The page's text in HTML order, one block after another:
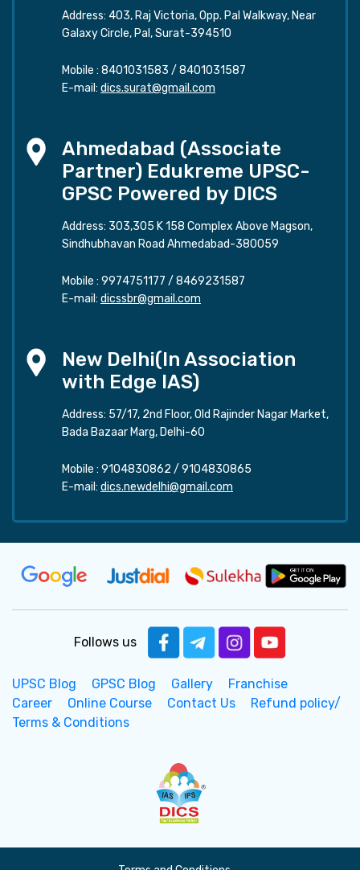
Address: 403, Raj Victoria, Opp. Pal Walkway, Near
Galaxy Circle, Pal, Surat-394510
Mobile : 8401031583 / 8401031587
E-mail: dics.surat@gmail.com
Ahmedabad (Associate
Partner) Edukreme UPSC-
GPSC Powered by DICS
Address: 303,305 K 158 Complex Above Magson,
Sindhubhavan Road Ahmedabad-380059
Mobile : 9974751177 / 8469231587
E-mail: dicssbr@gmail.com
New Delhi(In Association
with Edge IAS)
Address: 57/17, 2nd Floor, Old Rajinder Nagar Market,
Bada Bazaar Marg, Delhi-60
Mobile : 9104830862 / 9104830865
E-mail: dics.newdelhi@gmail.com
Follows us
UPSC Blog GPSC Blog Gallery
Franchise
Career
Online Course Contact Us
Refund policy/
Terms & Conditions